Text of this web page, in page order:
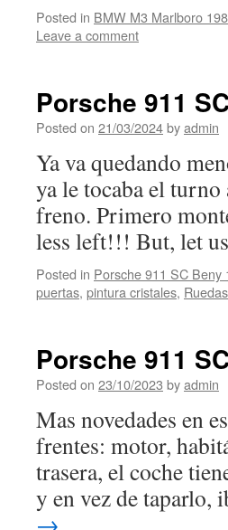
Posted in BMW M3 Marlboro
Leave a comment
Porsche 911
Posted on 21/03/2024byadmin
Ya va quedando
ya le tocaba el
freno. Primero
less left!!! But, let
Posted in Porsche 911 SC Beny
puertas, pintura cristales, Ruedas
Porsche 911
Posted on 23/10/2023 byadmin
Mas novedades en
frentes: motor,
trasera, el coche
y en vez de
→